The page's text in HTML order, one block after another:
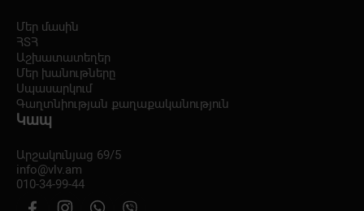
Մեր մասին
ՀՏՀ
Աշխատատեղեր
Մեր խանութները
Սպասարկում
Գաղտնիության քաղաքականություն
Կապ
Արշակունյաց 69/5
info@vlv.am
010-34-99-44